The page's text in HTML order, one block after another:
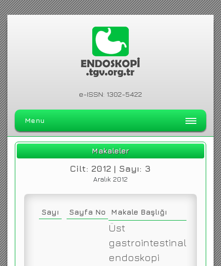
e-ISSN: 1302-5422
Menu
ANA SAYFA
DERGİ HAKKINDA
ARAMA
İLETİŞİM
Makaleler
Cilt: 2012 | Sayı: 3
Aralık 2012
Sayı Sayfa No Makale Başlığı
Üst
gastrointestinal
endoskopi